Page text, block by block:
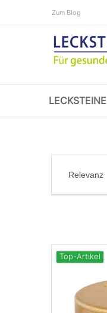
Zum Blog
LECKSTEINE
Top-Artikel